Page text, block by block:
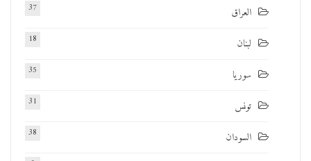
العراق 37
لبنان 18
سوريا 35
تونس 31
السودان 38